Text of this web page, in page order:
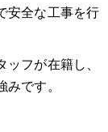
安全な工事を行
フが在籍し、
です。